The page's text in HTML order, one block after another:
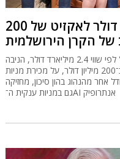
מהשקעה של 3 מיליון דולר לאקזיט של 200
של הקרן הירושלמית
עסקת הענק שבה רכשה ויזה את ביוקאץ' לפי שווי 2.4 מיליארד דולר, הניבה
לקבוצת המשקיעים הירושלמית אוור קראוד כ־200 מיליון דולר, על מכירת מניות
אחר מהנהוג בהון סיכון, מחזיקה
גם במניות ענקית ה־AI אנתרופיק